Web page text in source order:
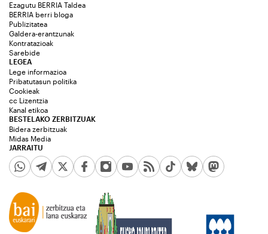
Ezagutu BERRIA Taldea
BERRIA berri bloga
Publizitatea
Galdera-erantzunak
Kontratazioak
Sarebide
JARRAITU
LEGEA
Lege informazioa
Pribatutasun politika
Cookieak
cc Lizentzia
Kanal etikoa
BESTELAKO ZERBITZUAK
Bidera zerbitzuak
Midas Media